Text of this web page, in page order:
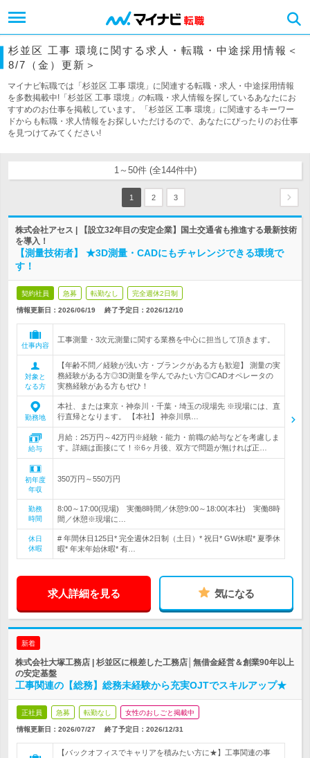
杉並区 工事 環境に関する求人・転職・中途採用情報＜
8/7（金）更新＞
マイナビ転職では「杉並区 工事 環境」に関連する転職・求人・中途採用情報
を多数掲載中!「杉並区 工事 環境」の転職・求人情報を探しているあなたにお
すすめのお仕事を掲載しています。「杉並区 工事 環境」に関連するキーワー
ドからも転職・求人情報をお探しいただけるので、あなたにぴったりのお仕事
を見つけてみてください!
1～50件 (全144件中)
1 2 3
株式会社アセス | 【設立32年目の安定企業】国土交通省も推進する最新技術
を導入！
【測量技術者】 ★3D測量・CADにもチャレンジできる環境で
す！
契約社員 急募 転勤なし 完全週休2日制
情報更新日：2026/06/19 終了予定日： 2026/12/10
仕事内容
工事測量・3次元測量に関する業務を中心に担当して頂きます。
対象と
なる方
【年齢不問／経験が浅い方・ブランクがある方も歓迎】 測量の実
務経験がある方◎3D測量を学んでみたい方◎CADオペレータの
実務経験がある方もぜひ！
勤務地
本社、または東京・神奈川・千葉・埼玉の現場先 ※現場には、直
行直帰となります。 【本社】 神奈川県…
給与
月給：25万円～42万円※経験・能力・前職の給与などを考慮しま
す。詳細は面接にて！※6ヶ月後、双方で問題が無ければ正…
初年度
年収
350万円～550万円
勤務
時間
8:00～17:00(現場) 実働8時間／休憩9:00～18:00(本社) 実働8時
間／休憩※現場に…
休日
休暇
# 年間休日125日* 完全週休2日制（土日）* 祝日* GW休暇* 夏季休
暇* 年末年始休暇* 有…
求人詳細を見る 気になる
新着
株式会社大塚工務店 | 杉並区に根差した工務店│無借金経営＆創業90年以上
の安定基盤
工事関連の【総務】総務未経験から充実OJTでスキルアップ★
正社員 急募 転勤なし 女性のおしごと掲載中
情報更新日：2026/07/27 終了予定日： 2026/12/31
【バックオフィスでキャリアを積みたい方に★】工事関連の事